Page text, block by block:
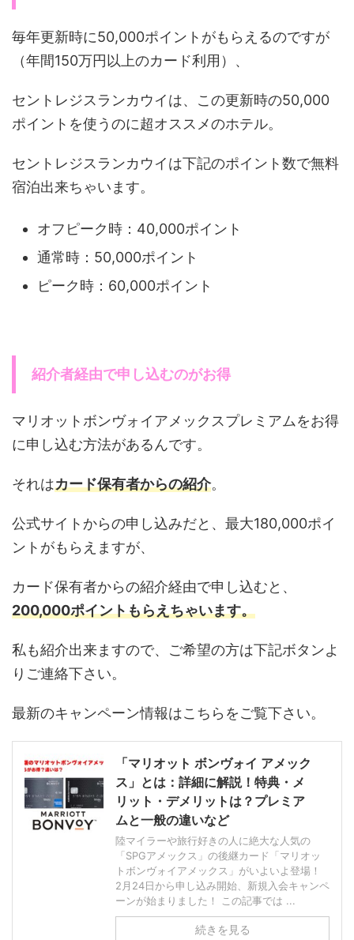
毎年更新時に50,000ポイントがもらえるのですが
（年間150万円以上のカード利用）、
セントレジスランカウイは、この更新時の50,000
ポイントを使うのに超オススメのホテル。
セントレジスランカウイは下記のポイント数で無料
宿泊出来ちゃいます。
オフピーク時：40,000ポイント
通常時：50,000ポイント
ピーク時：60,000ポイント
紹介者経由で申し込むのがお得
マリオットボンヴォイアメックスプレミアムをお得
に申し込む方法があるんです。
それはカード保有者からの紹介。
公式サイトからの申し込みだと、最大180,000ポイ
ントがもらえますが、
カード保有者からの紹介経由で申し込むと、
200,000ポイントもらえちゃいます。
私も紹介出来ますので、ご希望の方は下記ボタンよ
りご連絡下さい。
最新のキャンペーン情報はこちらをご覧下さい。
「マリオット ボンヴォイ アメック
ス」とは：詳細に解説！特典・メ
リット・デメリットは？プレミア
ムと一般の違いなど
陸マイラーや旅行好きの人に絶大な人気の
「SPGアメックス」の後継カード「マリオッ
トボンヴォイアメックス」がいよいよ登場！
2月24日から申し込み開始、新規入会キャンペ
ーンが始まりました！ この記事では ...
続きを見る